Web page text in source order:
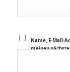
Name, E-Mail-
meinen